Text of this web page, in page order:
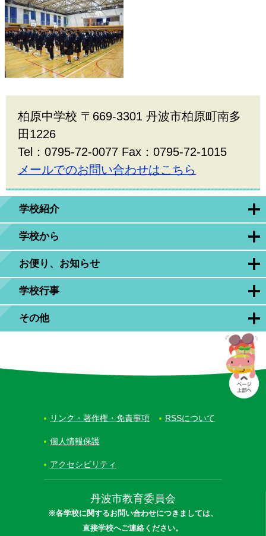
学校紹介
学校から
お便り、お知らせ
学校行事
その他
柏原中学校 〒669-3301 丹波市柏原町南多
田1226
Tel：0795-72-0077 Fax：0795-72-1015
メールでのお問い合わせはこちら
丹波市教育委員会
※各学校に関するお問い合わせにつきましては、
直接学校へご連絡ください。
リンク・著作権・免責事項 RSSについて
個人情報保護
アクセシビリティ